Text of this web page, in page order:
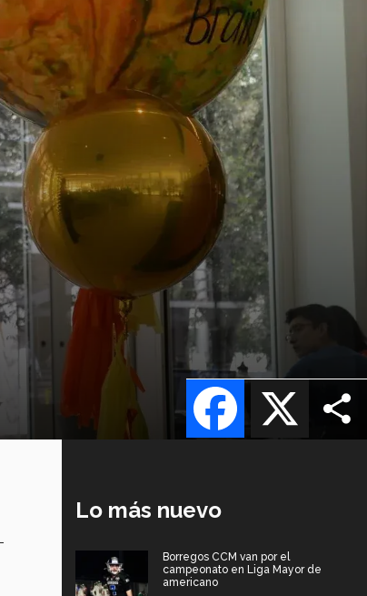
X
Facebook
Lo más nuevo
Borregos CCM van por el
campeonato en Liga Mayor de
americano